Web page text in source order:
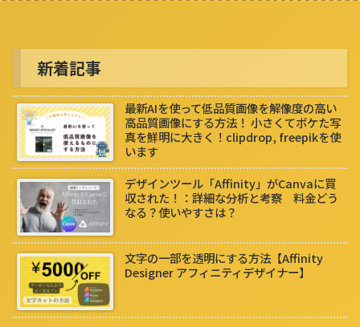
新着記事
最新AIを使って低品質画像を解像度の高い
高品質画像にする方法！ 小さくてボケた写
真を鮮明に大きく！clipdrop, freepikを使
います
デザインツール「Affinity」がCanvaに買
収された！：詳細な分析と考察 料金どう
なる？使いやすさは？
文字の一部を透明にする方法【Affinity
Designer アフィニティデザイナー】